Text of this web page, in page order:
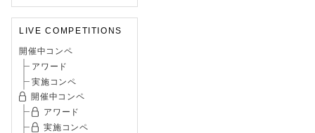
LIVE COMPETITIONS
開催中コンペ
アワード
実施コンペ
開催中コンペ
アワード
実施コンペ